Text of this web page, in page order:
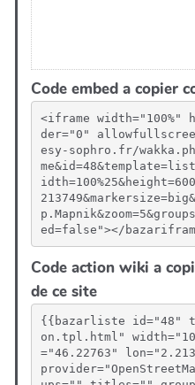
Code embed a copier
<iframe width="100%"
der="0"
esy-sophro.fr/
ed=false"></
Code action wiki a
de ce site
{{bazarliste id="48"
on.tpl.html"
="46.22763"